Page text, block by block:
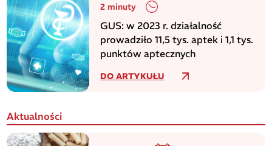
2 minuty
GUS: w 2023 r. działalność
prowadziło 11,5 tys. aptek i 1,1 tys.
punktów aptecznych
DO ARTYKUŁU
Aktualności